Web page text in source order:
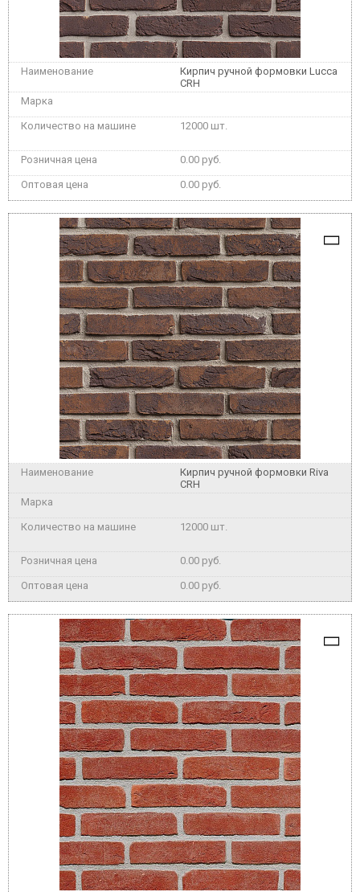
Кирпич ручной формовки Lucca
CRH
12000 шт.
0.00 руб.
0.00 руб.
Кирпич ручной формовки Riva
CRH
12000 шт.
0.00 руб.
0.00 руб.